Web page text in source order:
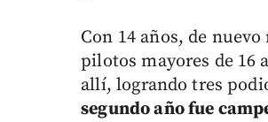
Con 14 años, de
pilotos mayores de 16
allí, logrando tres
segundo año fue